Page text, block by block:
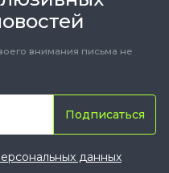
внимания письма не
Подписаться
данных